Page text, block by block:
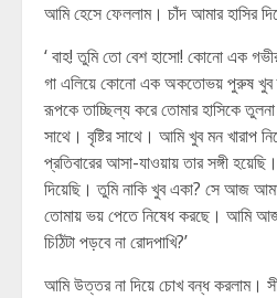
আমি হেসে ফেললাম। চাঁদ আমার হাসির
‘ বাহ! তুমি তো বেশ হাসো! কোনো এক
গা এলিয়ে কোনো এক অকতোভয় পুরুষ খুব
রূপকে তাচ্ছিল্য করে তোমার হাসিকে
সাথে। বৃষ্টির সাথে। আমি খুব মন খারাপ
প্রতিবারের আসা-যাওয়ায় তার সঙ্গী
দিয়েছি। তুমি নাকি খুব একা? সে আজ
তোমায় ভয় পেতে নিষেধ করছে। আমি আজ
চিঠিটা পড়বে না রোদপাখি?’
আমি উত্তর না দিয়ে চোখ বন্ধ করলাম।